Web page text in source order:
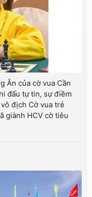
Ân của cờ vua Cần
đấu tự tin, sự điềm
địch Cờ vua trẻ
giành HCV cờ tiêu